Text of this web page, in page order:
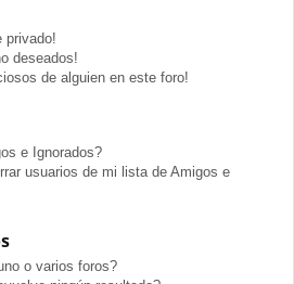
privado!
deseados!
de alguien en este foro!
e Ignorados?
usuarios de mi lista de Amigos e
o varios foros?